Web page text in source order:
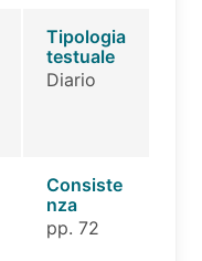
Tipologia
testuale
Diario
Consiste
nza
pp. 72